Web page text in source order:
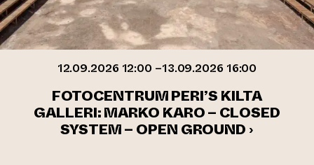
12.09.2026 12:00 –13.09.2026 16:00
FOTOCENTRUM PERI’S KILTA
GALLERI: MARKO KARO – CLOSED
SYSTEM – OPEN GROUND ›